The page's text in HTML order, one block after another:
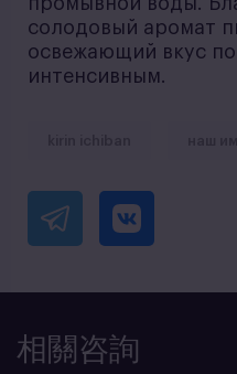
солодовый аромат
освежающий вкус
интенсивным.
相關咨詢